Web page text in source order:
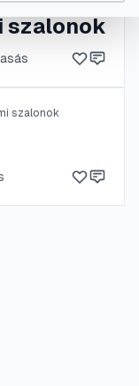
szalonok
szalonok